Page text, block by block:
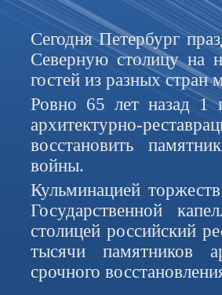
Сегодня Петербург
Северную столицу на
гостей из разных стран
Ровно 65 лет назад 1
архитектурно-
восстановить
войны.
Кульминацией
Государственной
столицей российский
тысячи памятников
срочного